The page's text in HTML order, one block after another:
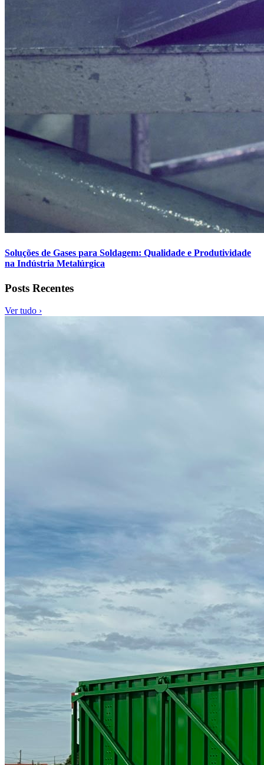
Soluções de Gases para Soldagem: Qualidade e Produtividade
na Indústria Metalúrgica
Posts Recentes
Ver tudo ›